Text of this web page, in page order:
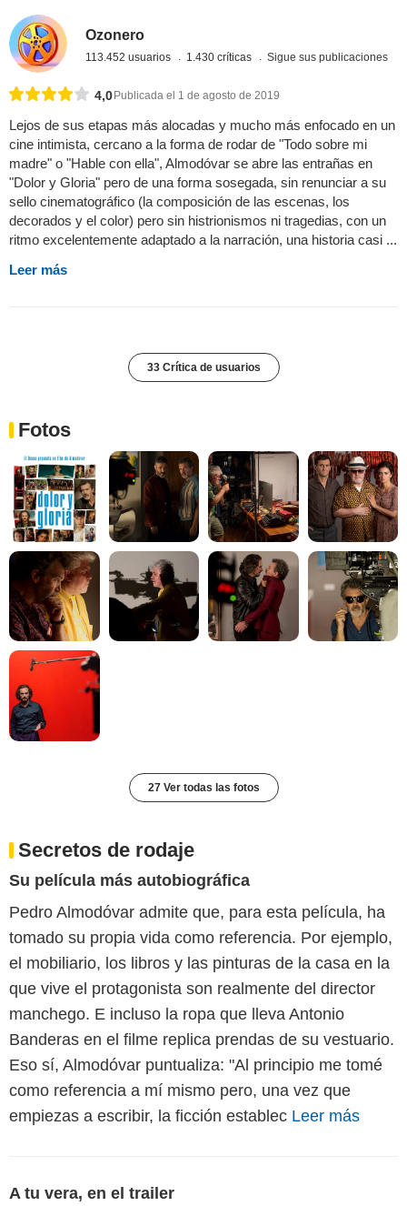
Ozonero
113.452 usuarios 1.430 críticas Sigue sus publicaciones
4,0 Publicada el 1 de agosto de 2019
Lejos de sus etapas más alocadas y mucho más enfocado en un
cine intimista, cercano a la forma de rodar de "Todo sobre mi
madre" o "Hable con ella", Almodóvar se abre las entrañas en
"Dolor y Gloria" pero de una forma sosegada, sin renunciar a su
sello cinematográfico (la composición de las escenas, los
decorados y el color) pero sin histrionismos ni tragedias, con un
ritmo excelentemente adaptado a la narración, una historia casi ...
Leer más
33 Crítica de usuarios
Fotos
27 Ver todas las fotos
Secretos de rodaje
Su película más autobiográfica
Pedro Almodóvar admite que, para esta película, ha
tomado su propia vida como referencia. Por ejemplo,
el mobiliario, los libros y las pinturas de la casa en la
que vive el protagonista son realmente del director
manchego. E incluso la ropa que lleva Antonio
Banderas en el filme replica prendas de su vestuario.
Eso sí, Almodóvar puntualiza: "Al principio me tomé
como referencia a mí mismo pero, una vez que
empiezas a escribir, la ficción establec Leer más
A tu vera, en el trailer